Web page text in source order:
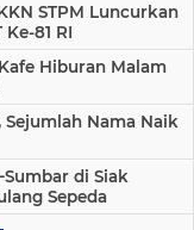
STPM Luncurkan
81 RI
Hiburan Malam
Nama Naik
di Siak
Sepeda